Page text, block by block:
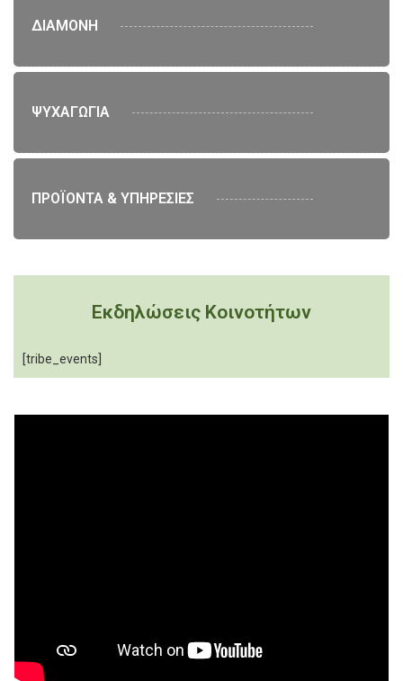
ΔΙΑΜΟΝΗ
ΨΥΧΑΓΩΓΙΑ
ΠΡΟΪΟΝΤΑ & ΥΠΗΡΕΣΙΕΣ
Εκδηλώσεις Κοινοτήτων
[tribe_events]